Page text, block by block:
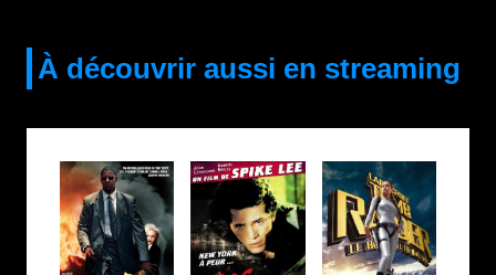
À découvrir aussi en streaming